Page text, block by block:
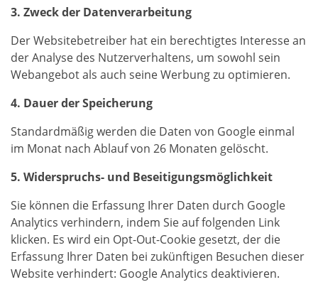
3. Zweck der Datenverarbeitung
Der Websitebetreiber hat ein berechtigtes Interesse an
der Analyse des Nutzerverhaltens, um sowohl sein
Webangebot als auch seine Werbung zu optimieren.
4. Dauer der Speicherung
Standardmäßig werden die Daten von Google einmal
im Monat nach Ablauf von 26 Monaten gelöscht.
5. Widerspruchs- und Beseitigungsmöglichkeit
Sie können die Erfassung Ihrer Daten durch Google
Analytics verhindern, indem Sie auf folgenden Link
klicken. Es wird ein Opt-Out-Cookie gesetzt, der die
Erfassung Ihrer Daten bei zukünftigen Besuchen dieser
Website verhindert: Google Analytics deaktivieren.